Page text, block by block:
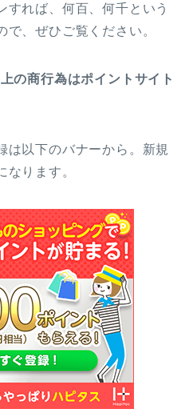
すれば、何百、何千という
で、ぜひご覧ください。
上の商行為はポイントサイト
は以下のバナーから。新規
なります。